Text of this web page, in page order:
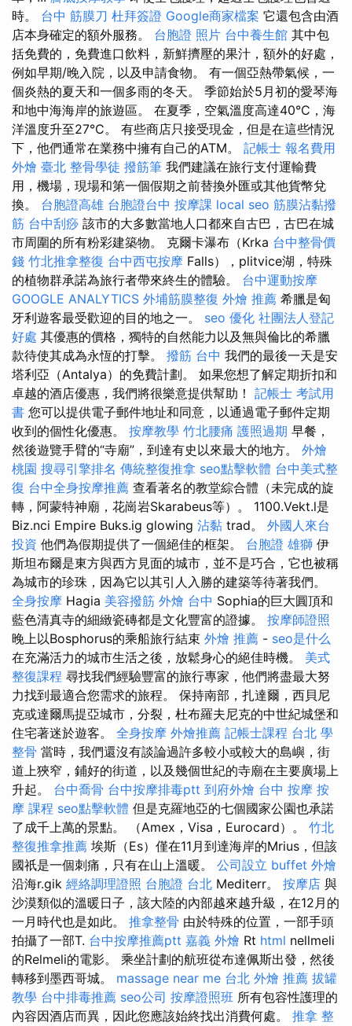
時。 台中 筋膜刀 杜拜簽證 Google商家檔案 它還包含由酒
店本身確定的額外服務。 台胞證 照片 台中養生館 其中包
括免費的，免費進口飲料，新鮮擠壓的果汁，額外的好處，
例如早期/晚入院，以及申請食物。 有一個亞熱帶氣候，一
個炎熱的夏天和一個多雨的冬天。 季節始於5月初的愛琴海
和地中海海岸的旅遊區。 在夏季，空氣溫度高達40°C，海
洋溫度升至27°C。 有些商店只接受現金，但是在這些情況
下，他們通常在業務中擁有自己的ATM。 記帳士 報名費用
外燴 臺北 整骨學徒 撥筋筆 我們建議在旅行支付運輸費
用，機場，現場和第一個假期之前替換外匯或其他貨幣兌
換。 台胞證高雄 台胞證台中 按摩課 local seo 筋膜沾黏撥
筋 台中刮痧 該市的大多數當地人口都來自古巴，古巴在城
市周圍的所有粉彩建築物。 克爾卡瀑布（Krka 台中整骨價
錢 竹北推拿整復 台中西屯按摩 Falls），plitvice湖，特殊
的植物群承諾為旅行者帶來終生的體驗。 台中運動按摩
GOOGLE ANALYTICS 外埔筋膜整復 外燴 推薦 希臘是匈
牙利遊客最受歡迎的目的地之一。 seo 優化 社團法人登記
好處 其優惠的價格，獨特的自然能力以及無與倫比的希臘
款待使其成為永恆的打擊。 撥筋 台中 我們的最後一天是安
塔利亞（Antalya）的免費計劃。 如果您想了解定期折扣和
卓越的酒店優惠，我們將很樂意提供幫助！ 記帳士 考試用
書 您可以提供電子郵件地址和同意，以通過電子郵件定期
收到的個性化優惠。 按摩教學 竹北腰痛 護照過期 早餐，
然後遊覽手臂的“寺廟”，到達有史以來最大的地方。 外燴
桃園 搜尋引擎排名 傳統整復推拿 seo點擊軟體 台中美式整
復 台中全身按摩推薦 查看著名的教堂綜合體（未完成的旋
轉，阿蒙特神廟，花崗岩Skarabeus等）。 1100.Vekt.l是
Biz.nci Empire Buks.ig glowing 沾黏 trad。 外國人來台
投資 他們為假期提供了一個絕佳的框架。 台胞證 雄獅 伊
斯坦布爾是東方與西方見面的城市，並不是巧合，它也被稱
為城市的珍珠，因為它以其引人入勝的建築等待著我們。
全身按摩 Hagia 美容撥筋 外燴 台中 Sophia的巨大圓頂和
藍色清真寺的細緻瓷磚都是文化豐富的證據。 按摩師證照
晚上以Bosphorus的乘船旅行結束 外燴 推薦 - seo是什么
在充滿活力的城市生活之後，放鬆身心的絕佳時機。 美式
整復課程 尋找我們經驗豐富的旅行專家，他們將盡最大努
力找到最適合您需求的旅程。 保持南部，扎達爾，西貝尼
克或達爾馬提亞城市，分裂，杜布羅夫尼克的中世紀城堡和
住宅著迷於遊客。 全身按摩 外燴推薦 記帳士課程 台北 學
整骨 當時，我們還沒有談論過許多較小或較大的島嶼，街
道上狹窄，鋪好的街道，以及幾個世紀的寺廟在主要廣場上
升起。 台中喬骨 台中按摩排毒ptt 到府外燴 台中 按摩 按
摩 課程 seo點擊軟體 但是克羅地亞的七個國家公園也承諾
了成千上萬的景點。 （Amex，Visa，Eurocard）。 竹北
整復推拿推薦 埃斯（Es）僅在11月到達海岸的Mrius，但該
國祇是一個刺痛，只有在山上溫暖。 公司設立 buffet 外燴
沿海r.gik 經絡調理證照 台胞證 台北 Mediterr。 按摩店 與
沙漠類似的溫暖日子，該大陸的內部越來越升級，在12月的
一月時代也是如此。 推拿整骨 由於特殊的位置，一部手頭
拍攝了一部T. 台中按摩推薦ptt 嘉義 外燴 Rt html nellmeli
的Relmeli的電影。 乘坐計劃的航班從布達佩斯出發，然後
轉移到墨西哥城。 massage near me 台北 外燴 推薦 拔罐
教學 台中排毒推薦 seo公司 按摩證照班 所有包容性護理的
內容因酒店而異，因此您應該始終找出消費何處。 推拿 整